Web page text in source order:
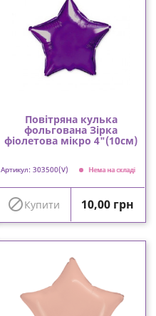
Повітряна кулька
фольгована Зірка
фіолетова мікро 4"(10см)
Артикул: 303500(V) Нема на складі
Купити Ціна
10,00 грн